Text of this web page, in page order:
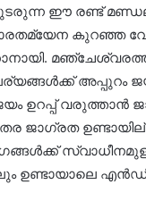
ഈ രണ്ട്
കുറഞ്ഞ
ഉറപ്പ് വരുത്താൻ
ജാഗ്രത
ഉണ്ടായാലെ